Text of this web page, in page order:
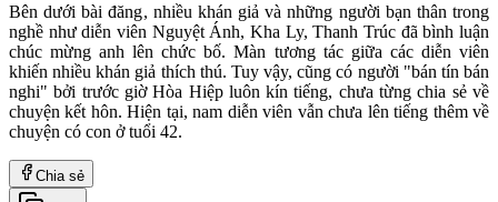
Bên dưới bài đăng, nhiều khán giả và những người bạn thân trong
nghề như diễn viên Nguyệt Ánh, Kha Ly, Thanh Trúc đã bình luận
chúc mừng anh lên chức bố. Màn tương tác giữa các diễn viên
khiến nhiều khán giả thích thú. Tuy vậy, cũng có người "bán tín bán
nghi" bởi trước giờ Hòa Hiệp luôn kín tiếng, chưa từng chia sẻ về
chuyện kết hôn. Hiện tại, nam diễn viên vẫn chưa lên tiếng thêm về
chuyện có con ở tuổi 42.
Chia sẻ